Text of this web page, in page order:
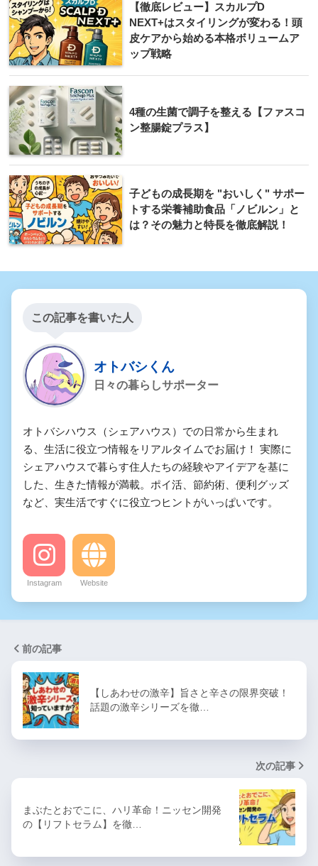
【徹底レビュー】スカルプD
NEXT+はスタイリングが変わる！頭
皮ケアから始める本格ボリュームア
ップ戦略
4種の生菌で調子を整える【ファスコ
ン整腸錠プラス】
子どもの成長期を "おいしく" サポー
トする栄養補助食品「ノビルン」と
は？その魅力と特長を徹底解説！
この記事を書いた人
オトバシくん
日々の暮らしサポーター
オトバシハウス（シェアハウス）での日常から生まれ
る、生活に役立つ情報をリアルタイムでお届け！ 実際に
シェアハウスで暮らす住人たちの経験やアイデアを基に
した、生きた情報が満載。ポイ活、節約術、便利グッズ
など、実生活ですぐに役立つヒントがいっぱいです。
Instagram Website
前の記事
【しあわせの激辛】旨さと辛さの限界突破！
話題の激辛シリーズを徹…
次の記事
まぶたとおでこに、ハリ革命！ニッセン開発
の【リフトセラム】を徹…